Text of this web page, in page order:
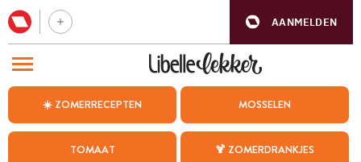
AANMELDEN
☀️ ZOMERRECEPTEN MOSSELEN
TOMAAT 🍹 ZOMERDRANKJES
BEZOEK ONZE ANDERE WEBSITES